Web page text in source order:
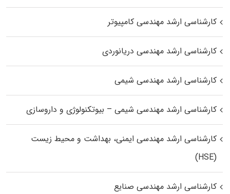
کارشناسی ارشد مهندسی کامپیوتر
کارشناسی ارشد مهندسی دریانوردی
کارشناسی ارشد مهندسی شیمی
کارشناسی ارشد مهندسی شیمی – بیوتکنولوژی و داروسازی
کارشناسی ارشد مهندسی ایمنی، بهداشت و محیط زیست
(HSE)
کارشناسی ارشد مهندسی صنایع